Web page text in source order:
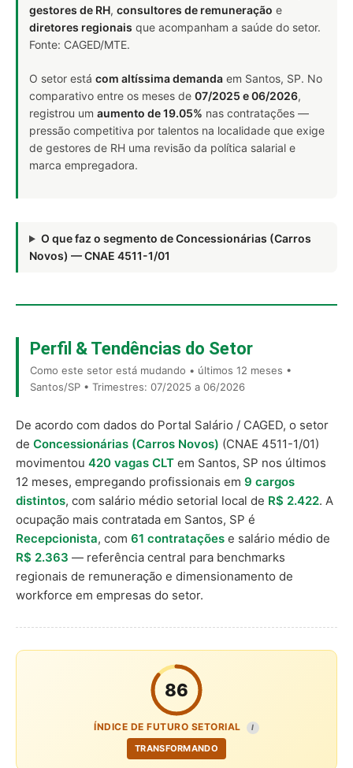
gestores de RH, consultores de remuneração e
diretores regionais que acompanham a saúde do setor.
Fonte: CAGED/MTE.
O setor está com altíssima demanda em Santos, SP. No
comparativo entre os meses de 07/2025 e 06/2026,
registrou um aumento de 19.05% nas contratações —
pressão competitiva por talentos na localidade que exige
de gestores de RH uma revisão da política salarial e
marca empregadora.
O que faz o segmento de Concessionárias (Carros
Novos) — CNAE 4511-1/01
Perfil & Tendências do Setor
Como este setor está mudando • últimos 12 meses •
Santos/SP • Trimestres: 07/2025 a 06/2026
De acordo com dados do Portal Salário / CAGED, o setor
de Concessionárias (Carros Novos) (CNAE 4511-1/01)
movimentou 420 vagas CLT em Santos, SP nos últimos
12 meses, empregando profissionais em 9 cargos
distintos, com salário médio setorial local de R$ 2.422. A
ocupação mais contratada em Santos, SP é
Recepcionista, com 61 contratações e salário médio de
R$ 2.363 — referência central para benchmarks
regionais de remuneração e dimensionamento de
workforce em empresas do setor.
86
ÍNDICE DE FUTURO SETORIAL I
TRANSFORMANDO